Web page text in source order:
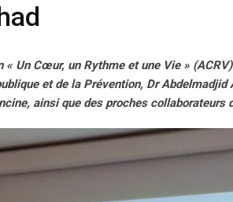
« Un Cœur, un Rythme et une Vie »
et de la Prévention, Dr
ainsi que des proches collaborateurs